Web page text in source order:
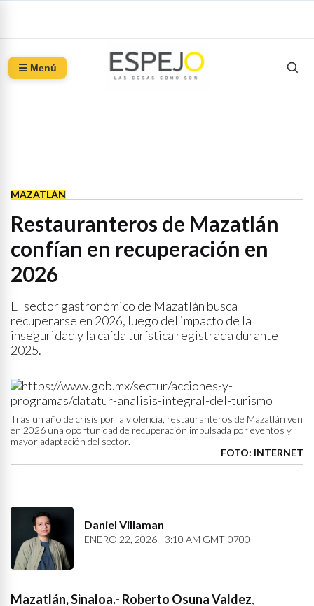
☰ Menú
MAZATLÁN
Restauranteros de Mazatlán
confían en recuperación en
2026
El sector gastronómico de Mazatlán busca
recuperarse en 2026, luego del impacto de la
inseguridad y la caída turística registrada durante
2025.
Tras un año de crisis por la violencia, restauranteros de Mazatlán ven
en 2026 una oportunidad de recuperación impulsada por eventos y
mayor adaptación del sector.
FOTO: INTERNET
Daniel Villaman
ENERO 22, 2026 - 3:10 AM GMT-0700
Mazatlán, Sinaloa.- Roberto Osuna Valdez,